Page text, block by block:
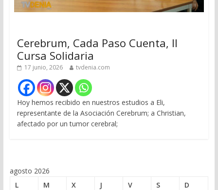
Cerebrum, Cada Paso Cuenta, II
Cursa Solidaria
17 junio, 2026 tvdenia.com
Hoy hemos recibido en nuestros estudios a Eli,
representante de la Asociación Cerebrum; a Christian,
afectado por un tumor cerebral;
agosto 2026
L
M X J V S
D